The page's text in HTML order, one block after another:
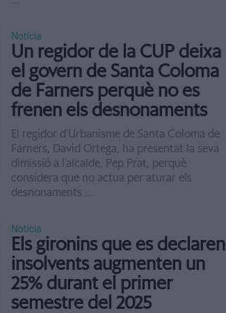
Notícia
Un regidor de la CUP deixa
el govern de Santa Coloma
de Farners perquè no es
frenen els desnonaments
El regidor d’Urbanisme de Santa Coloma de
Farners, David Ortega, ha presentat la seva
dimissió a l’alcalde, Pep Prat, perquè
considera que no actua per aturar els
desnonaments ...
Notícia
Els gironins que es declaren
insolvents augmenten un
25% durant el primer
semestre del 2025